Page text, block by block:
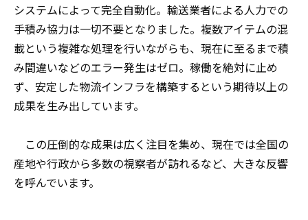
システムによって完全自動化。輸送業者による人力での
手積み協力は一切不要となりました。複数アイテムの混
載という複雑な処理を行いながらも、現在に至るまで積
み間違いなどのエラー発生はゼロ。稼働を絶対に止め
ず、安定した物流インフラを構築するという期待以上の
成果を生み出しています。
この圧倒的な成果は広く注目を集め、現在では全国の
産地や行政から多数の視察者が訪れるなど、大きな反響
を呼んでいます。